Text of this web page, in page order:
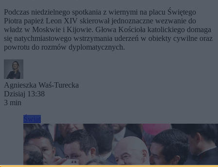
Podczas niedzielnego spotkania z wiernymi na placu Świętego
Piotra papież Leon XIV skierował jednoznaczne wezwanie do
władz w Moskwie i Kijowie. Głowa Kościoła katolickiego domaga
się natychmiastowego wstrzymania uderzeń w obiekty cywilne oraz
powrotu do rozmów dyplomatycznych.
Agnieszka Waś-Turecka
Dzisiaj 13:38
3 min